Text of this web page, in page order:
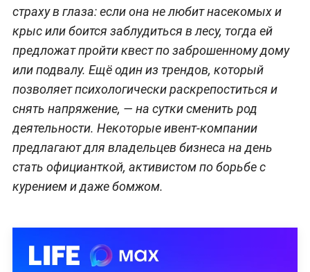
страху в глаза: если она не любит насекомых и
крыс или боится заблудиться в лесу, тогда ей
предложат пройти квест по заброшенному дому
или подвалу. Ещё один из трендов, который
позволяет психологически раскрепоститься и
снять напряжение, — на сутки сменить род
деятельности. Некоторые ивент-компании
предлагают для владельцев бизнеса на день
стать официанткой, активистом по борьбе с
курением и даже бомжом.